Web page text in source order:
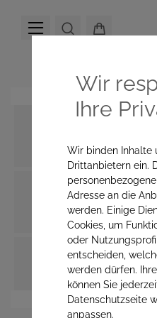
Wir
Ihre
Wir binden Inhalte
Drittanbietern ein.
Adresse an die
werden. Einige
Cookies, um
oder
entscheiden,
werden dürfen.
können Sie
Datenschutzseite
anpassen.